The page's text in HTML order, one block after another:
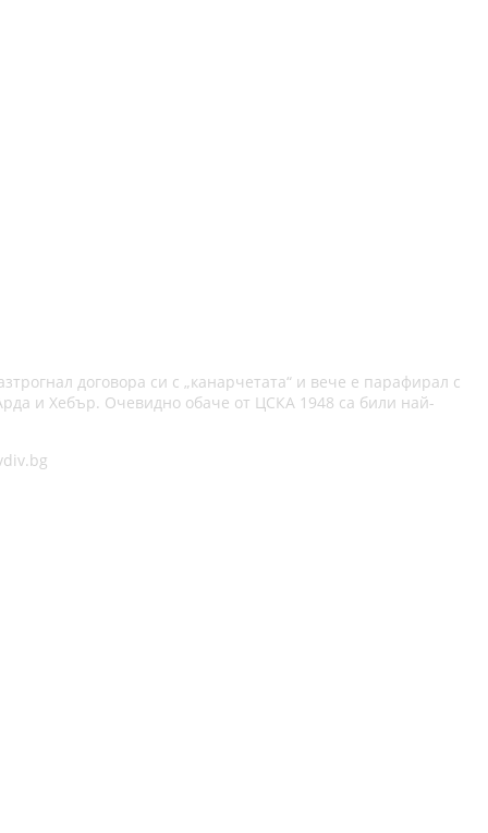
договора си с „канарчетата“ и вече е парафирал с
и Хебър. Очевидно обаче от ЦСКА 1948 са били най-